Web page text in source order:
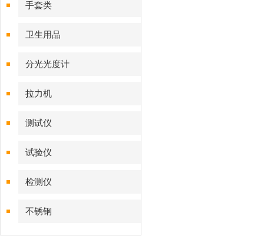
手套类
卫生用品
分光光度计
拉力机
测试仪
试验仪
检测仪
不锈钢